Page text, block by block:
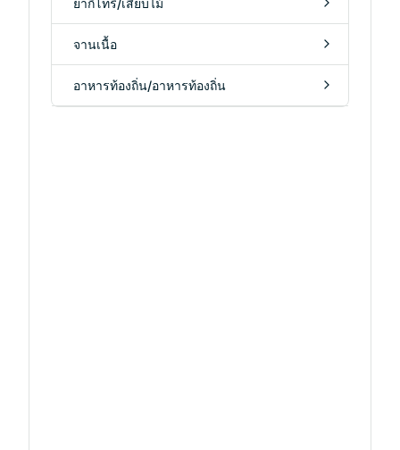
จานเนื้อ
อาหารท้องถิ่น/อาหารท้องถิ่น